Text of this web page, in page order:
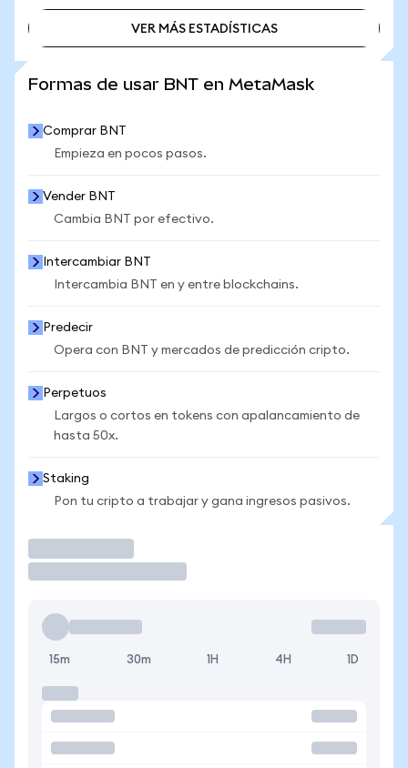
VER MÁS ESTADÍSTICAS
Formas de usar BNT en MetaMask
Comprar BNT
Empieza en pocos pasos.
Vender BNT
Cambia BNT por efectivo.
Intercambiar BNT
Intercambia BNT en y entre blockchains.
Predecir
Opera con BNT y mercados de predicción cripto.
Perpetuos
Largos o cortos en tokens con apalancamiento de
hasta 50x.
Staking
Pon tu cripto a trabajar y gana ingresos pasivos.
15m 30m 1H 4H 1D